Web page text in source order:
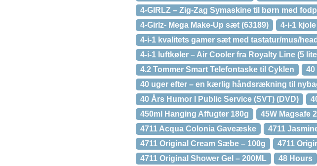
4-GIRLZ – Zig-Zag Symaskine til børn med
4-Girlz- Mega Make-Up sæt (63189)
4-i-1
4-i-1 kvalitets gamer sæt med tastatur/mus/
4-i-1 luftkøler – Air Cooler fra Royalty Line (5
4.2 Tommer Smart Telefontaske til Cyklen
40
40 uger efter – en kærlig håndsrækning til
40 Års Humor I Public Service (SVT) (DVD)
450ml Hanging Affugter 180g
45W Magsafe
4711 Acqua Colonia Gaveæske
4711
4711 Original Cream Sæbe – 100g
4711
4711 Original Shower Gel – 200ML
48 Hours